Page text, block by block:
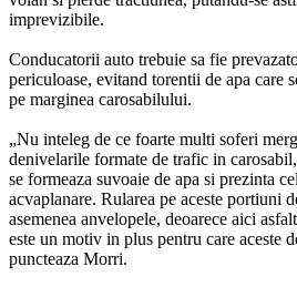
imprevizibile.
Conducatorii auto trebuie sa fie
periculoase, evitand torentii de apa care
pe marginea carosabilului.
„Nu inteleg de ce foarte multi soferi
denivelarile formate de trafic in
se formeaza suvoaie de apa si prezinta
acvaplanare. Rularea pe aceste portiuni
asemenea anvelopele, deoarece aici
este un motiv in plus pentru care aceste
puncteaza Morri.